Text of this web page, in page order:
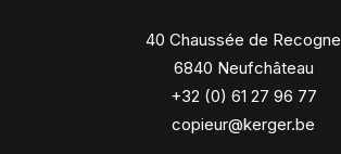
40 Chaussée de Recogne
6840 Neufchâteau
+32 (0) 61 27 96 77
copieur@kerger.be